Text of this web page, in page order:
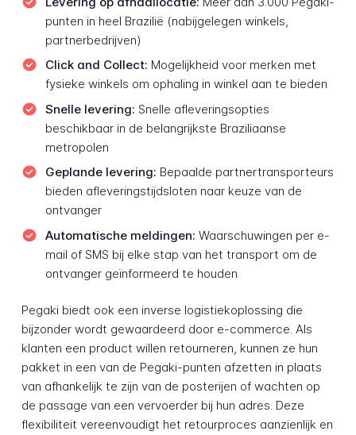
punten in heel Brazilië (nabijgelegen winkels,
partnerbedrijven)
Click and Collect: Mogelijkheid voor merken met
fysieke winkels om ophaling in winkel aan te bieden
Snelle levering: Snelle afleveringsopties
beschikbaar in de belangrijkste Braziliaanse
metropolen
Geplande levering: Bepaalde partnertransporteurs
bieden afleveringstijdsloten naar keuze van de
ontvanger
Automatische meldingen: Waarschuwingen per e-
mail of SMS bij elke stap van het transport om de
ontvanger geïnformeerd te houden
Pegaki biedt ook een inverse logistiekoplossing die
bijzonder wordt gewaardeerd door e-commerce. Als
klanten een product willen retourneren, kunnen ze hun
pakket in een van de Pegaki-punten afzetten in plaats
van afhankelijk te zijn van de posterijen of wachten op
de passage van een vervoerder bij hun adres. Deze
flexibiliteit vereenvoudigt het retourproces aanzienlijk en